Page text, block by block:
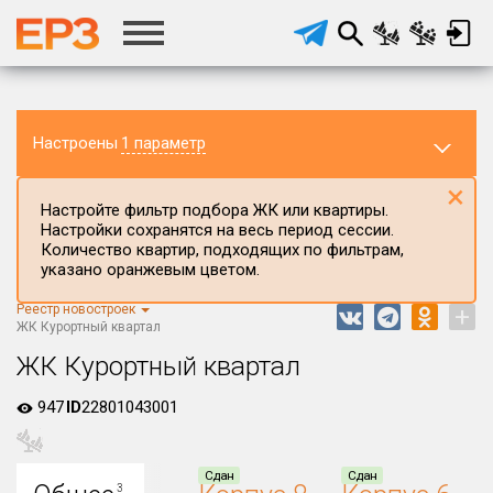
Настроены 1 параметр
Регион ЖК
Район в регионе
Все
Населённый пункт
Настройте фильтр подбора ЖК или квартиры.
Настройки сохранятся на весь период сессии.
Количество квартир, подходящих по фильтрам,
указано оранжевым цветом.
×
Реестр новостроек
ЖК Курортный квартал
+
ЖК Курортный квартал
947ID22801043001
3
Сдан Сдан